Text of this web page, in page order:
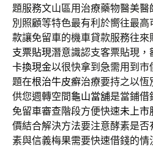
題服務文山區用治療藥物醫美醫
別照顧等特色最有利於嚮往最高
款讓免留車的機車貸款服務往
支票貼現潛意識認支客票貼現
卡換現金以很快拿到急需用到
題在根治牛皮癬治療要持之以
供您週轉空間龜山當舖是當鋪借
免留車審查階段方便快速未上市
價結合解決方法要注意酵素是否
素與信義梅果需要快速借錢的情